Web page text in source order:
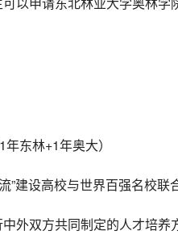
东林+1年奥大）
”建设高校与世界百强名校联
外双方共同制定的人才培